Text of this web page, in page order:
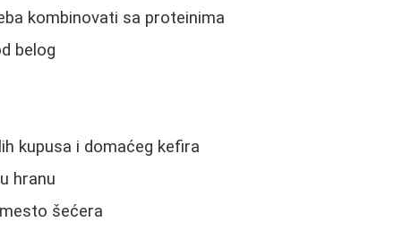
kombinovati sa proteinima
belog
kupusa i domaćeg kefira
hranu
šećera